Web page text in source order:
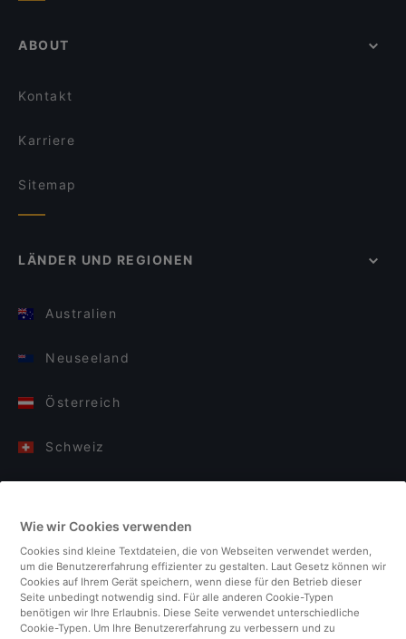
ABOUT
Kontakt
Karriere
Sitemap
LÄNDER UND REGIONEN
Australien
Neuseeland
Österreich
Schweiz
Italien
Finnland
Vereinigtes Königreich
Wie wir Cookies verwenden
Cookies sind kleine Textdateien, die von Webseiten verwendet werden,
um die Benutzererfahrung effizienter zu gestalten. Laut Gesetz können wir
Cookies auf Ihrem Gerät speichern, wenn diese für den Betrieb dieser
Seite unbedingt notwendig sind. Für alle anderen Cookie-Typen
benötigen wir Ihre Erlaubnis. Diese Seite verwendet unterschiedliche
Cookie-Typen. Um Ihre Benutzererfahrung zu verbessern und zu